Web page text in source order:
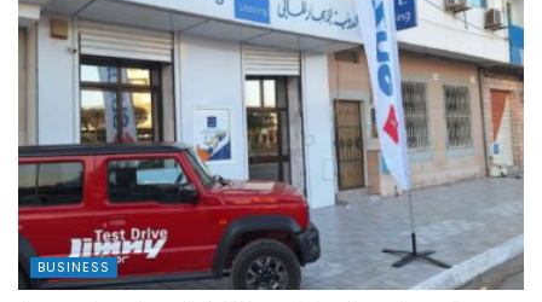
BUSINESS